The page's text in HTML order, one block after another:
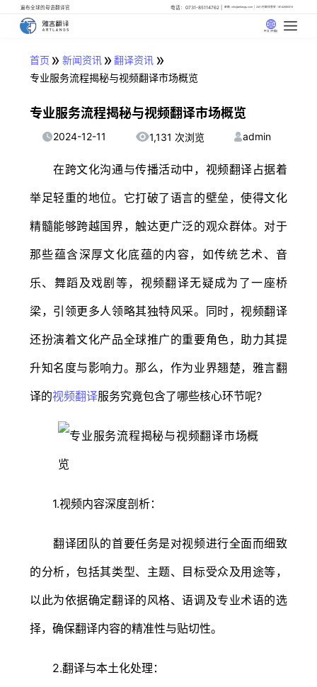
遍布全球的母语翻译官 电话：0731-85114762 邮箱: info@artlangs.com 24小时翻译管家: 18142666316
中文 (中国)
首页 » 新闻资讯» 翻译资讯 »
专业服务流程揭秘与视频翻译市场概览
专业服务流程揭秘与视频翻译市场概览
2024-12-11 1,131 次浏览 admin
在跨文化沟通与传播活动中，视频翻译占据着
举足轻重的地位。它打破了语言的壁垒，使得文化
精髓能够跨越国界，触达更广泛的观众群体。对于
那些蕴含深厚文化底蕴的内容，如传统艺术、音
乐、舞蹈及戏剧等，视频翻译无疑成为了一座桥
梁，引领更多人领略其独特风采。同时，视频翻译
还扮演着文化产品全球推广的重要角色，助力其提
升知名度与影响力。那么，作为业界翘楚，雅言翻
译的视频翻译服务究竟包含了哪些核心环节呢?
1.视频内容深度剖析：
翻译团队的首要任务是对视频进行全面而细致
的分析，包括其类型、主题、目标受众及用途等，
以此为依据确定翻译的风格、语调及专业术语的选
择，确保翻译内容的精准性与贴切性。
2.翻译与本土化处理：